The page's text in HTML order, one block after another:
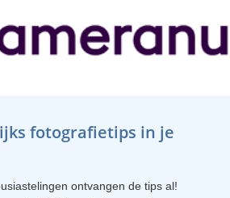
fotografietips in je
ontvangen de tips al!